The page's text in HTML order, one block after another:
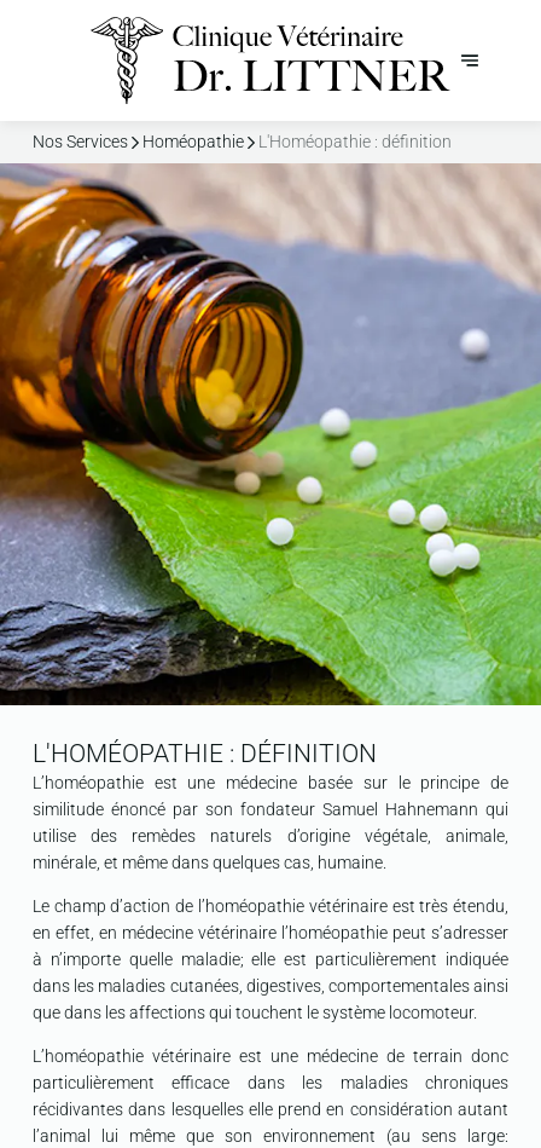
Nos Services Homéopathie L'Homéopathie : définition
L'HOMÉOPATHIE : DÉFINITION
L’homéopathie est une médecine basée sur le principe de
similitude énoncé par son fondateur Samuel Hahnemann qui
utilise des remèdes naturels d’origine végétale, animale,
minérale, et même dans quelques cas, humaine.
Le champ d’action de l’homéopathie vétérinaire est très étendu,
en effet, en médecine vétérinaire l’homéopathie peut s’adresser
à n’importe quelle maladie; elle est particulièrement indiquée
dans les maladies cutanées, digestives, comportementales ainsi
que dans les affections qui touchent le système locomoteur.
L’homéopathie vétérinaire est une médecine de terrain donc
particulièrement efficace dans les maladies chroniques
récidivantes dans lesquelles elle prend en considération autant
l’animal lui même que son environnement (au sens large: